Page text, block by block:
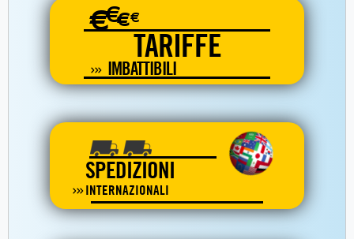
€€€€
TARIFFE
IMBATTIBILI
SPEDIZIONI
INTERNAZIONALI